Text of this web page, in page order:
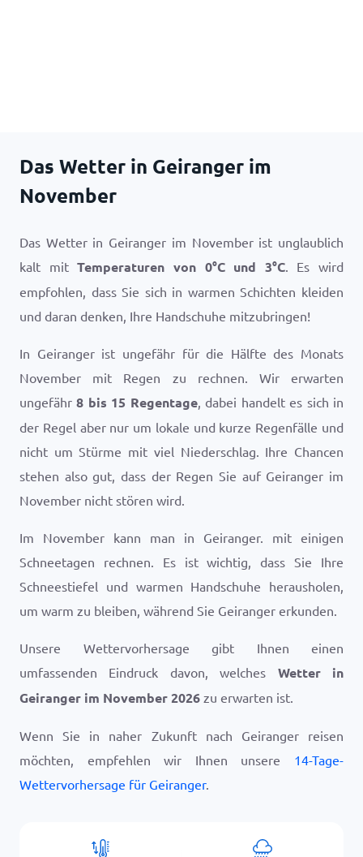
Das Wetter in Geiranger im
November
Das Wetter in Geiranger im November ist unglaublich
kalt mitTemperaturen von 0°Cund 3°C. Es wird
empfohlen, dass Sie sich in warmen Schichten kleiden
und daran denken, Ihre Handschuhe mitzubringen!
In Geiranger ist ungefähr für die Hälfte des Monats
November mit Regen zu rechnen. Wir erwarten
ungefähr8 bis 15 Regentage, dabei handelt es sich in
der Regel aber nur um lokale und kurze Regenfälle und
nicht um Stürme mit viel Niederschlag. Ihre Chancen
stehen also gut, dass der Regen Sie auf Geiranger im
November nicht stören wird.
Im November kann man in Geiranger. mit einigen
Schneetagen rechnen. Es ist wichtig, dass Sie Ihre
Schneestiefel und warmen Handschuhe herausholen,
um warm zu bleiben, während Sie Geiranger erkunden.
Unsere Wettervorhersage gibt Ihnen einen
umfassenden Eindruck davon, welches Wetter in
Geiranger im November 2026 zu erwarten ist.
Wenn Sie in naher Zukunft nach Geiranger reisen
möchten, empfehlen wir Ihnen unsere 14-Tage-
Wettervorhersage für Geiranger.